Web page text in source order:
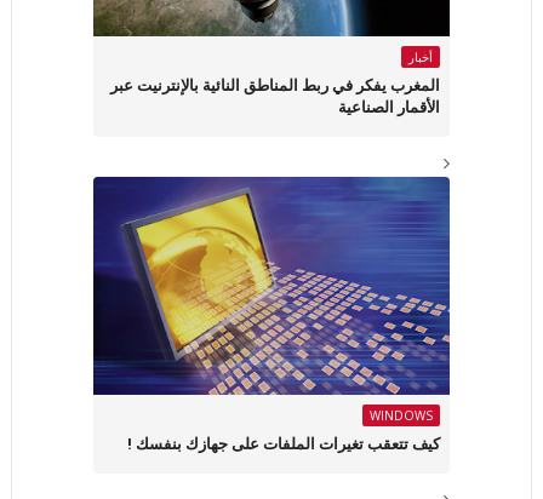
أخبار
المغرب يفكر في ربط المناطق النائية بالإنترنيت عبر
الأقمار الصناعية
WINDOWS
كيف تتعقب تغيرات الملفات على جهازك بنفسك !